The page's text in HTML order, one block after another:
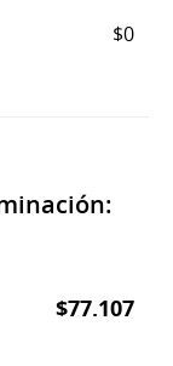
$0
$77.107